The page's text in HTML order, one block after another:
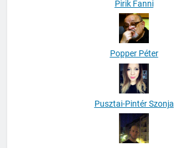
Pirik Fanni
Popper Péter
Pusztai-Pintér Szonja